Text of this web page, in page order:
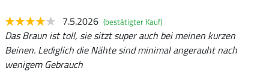
7.5.2026 (bestätigter Kauf)
Das Braun ist toll, sie sitzt super auch bei meinen kurzen
Beinen. Lediglich die Nähte sind minimal angerauht nach
wenigem Gebrauch